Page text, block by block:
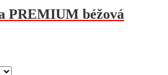
PREMIUM béžová